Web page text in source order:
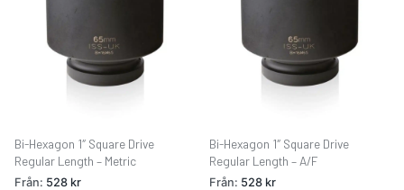
Bi-Hexagon 1″ Square Drive
Regular Length – Metric
Från: 528 kr
Bi-Hexagon 1″ Square Drive
Regular Length – A/F
Från: 528 kr